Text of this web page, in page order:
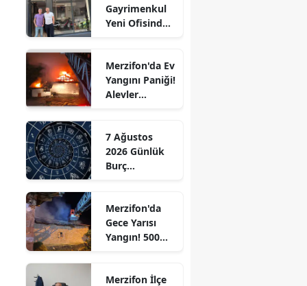
Elazığ
Erzurum
Gaziantep
Giresun
Hakkari
Isparta
Gayrimenkul
Yeni Ofisinde
“Gayrimenkul
Almak İçin
Doğru Zaman”
Merzifon'da Ev
Yangını Paniği!
Alevler
Alındı
7 Ağustos
2026 Günlük
Burç
Sürprizler,
Parada Yeni
Fırsatlar
Merzifon'da
Gece Yarısı
Yangın! 500
Merzifon İlçe